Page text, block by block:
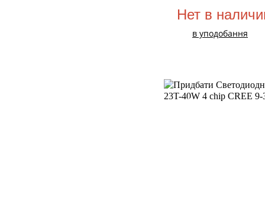
Нет в
в уподобання